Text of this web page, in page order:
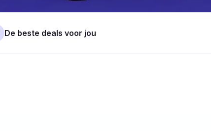
De beste deals voor jou